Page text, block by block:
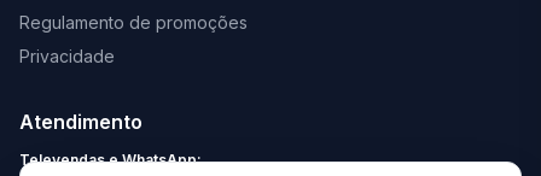
Regulamento de promoções
Privacidade
Atendimento
Televendas e WhatsApp: